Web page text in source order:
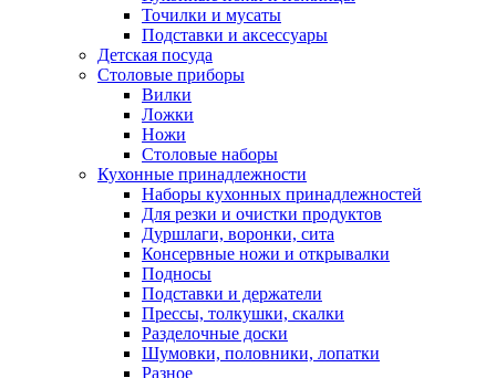
Точилки и мусаты
Подставки и аксессуары
Детская посуда
Столовые приборы
Вилки
Ложки
Ножи
Столовые наборы
Кухонные принадлежности
Наборы кухонных принадлежностей
Для резки и очистки продуктов
Дуршлаги, воронки, сита
Консервные ножи и открывалки
Подносы
Подставки и держатели
Прессы, толкушки, скалки
Разделочные доски
Шумовки, половники, лопатки
Разное